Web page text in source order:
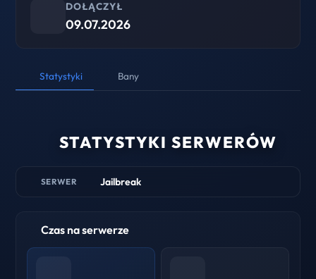
DOŁĄCZYŁ
09.07.2026
Statystyki Bany
STATYSTYKI SERWERÓW
SERWER Jailbreak
Czas na serwerze